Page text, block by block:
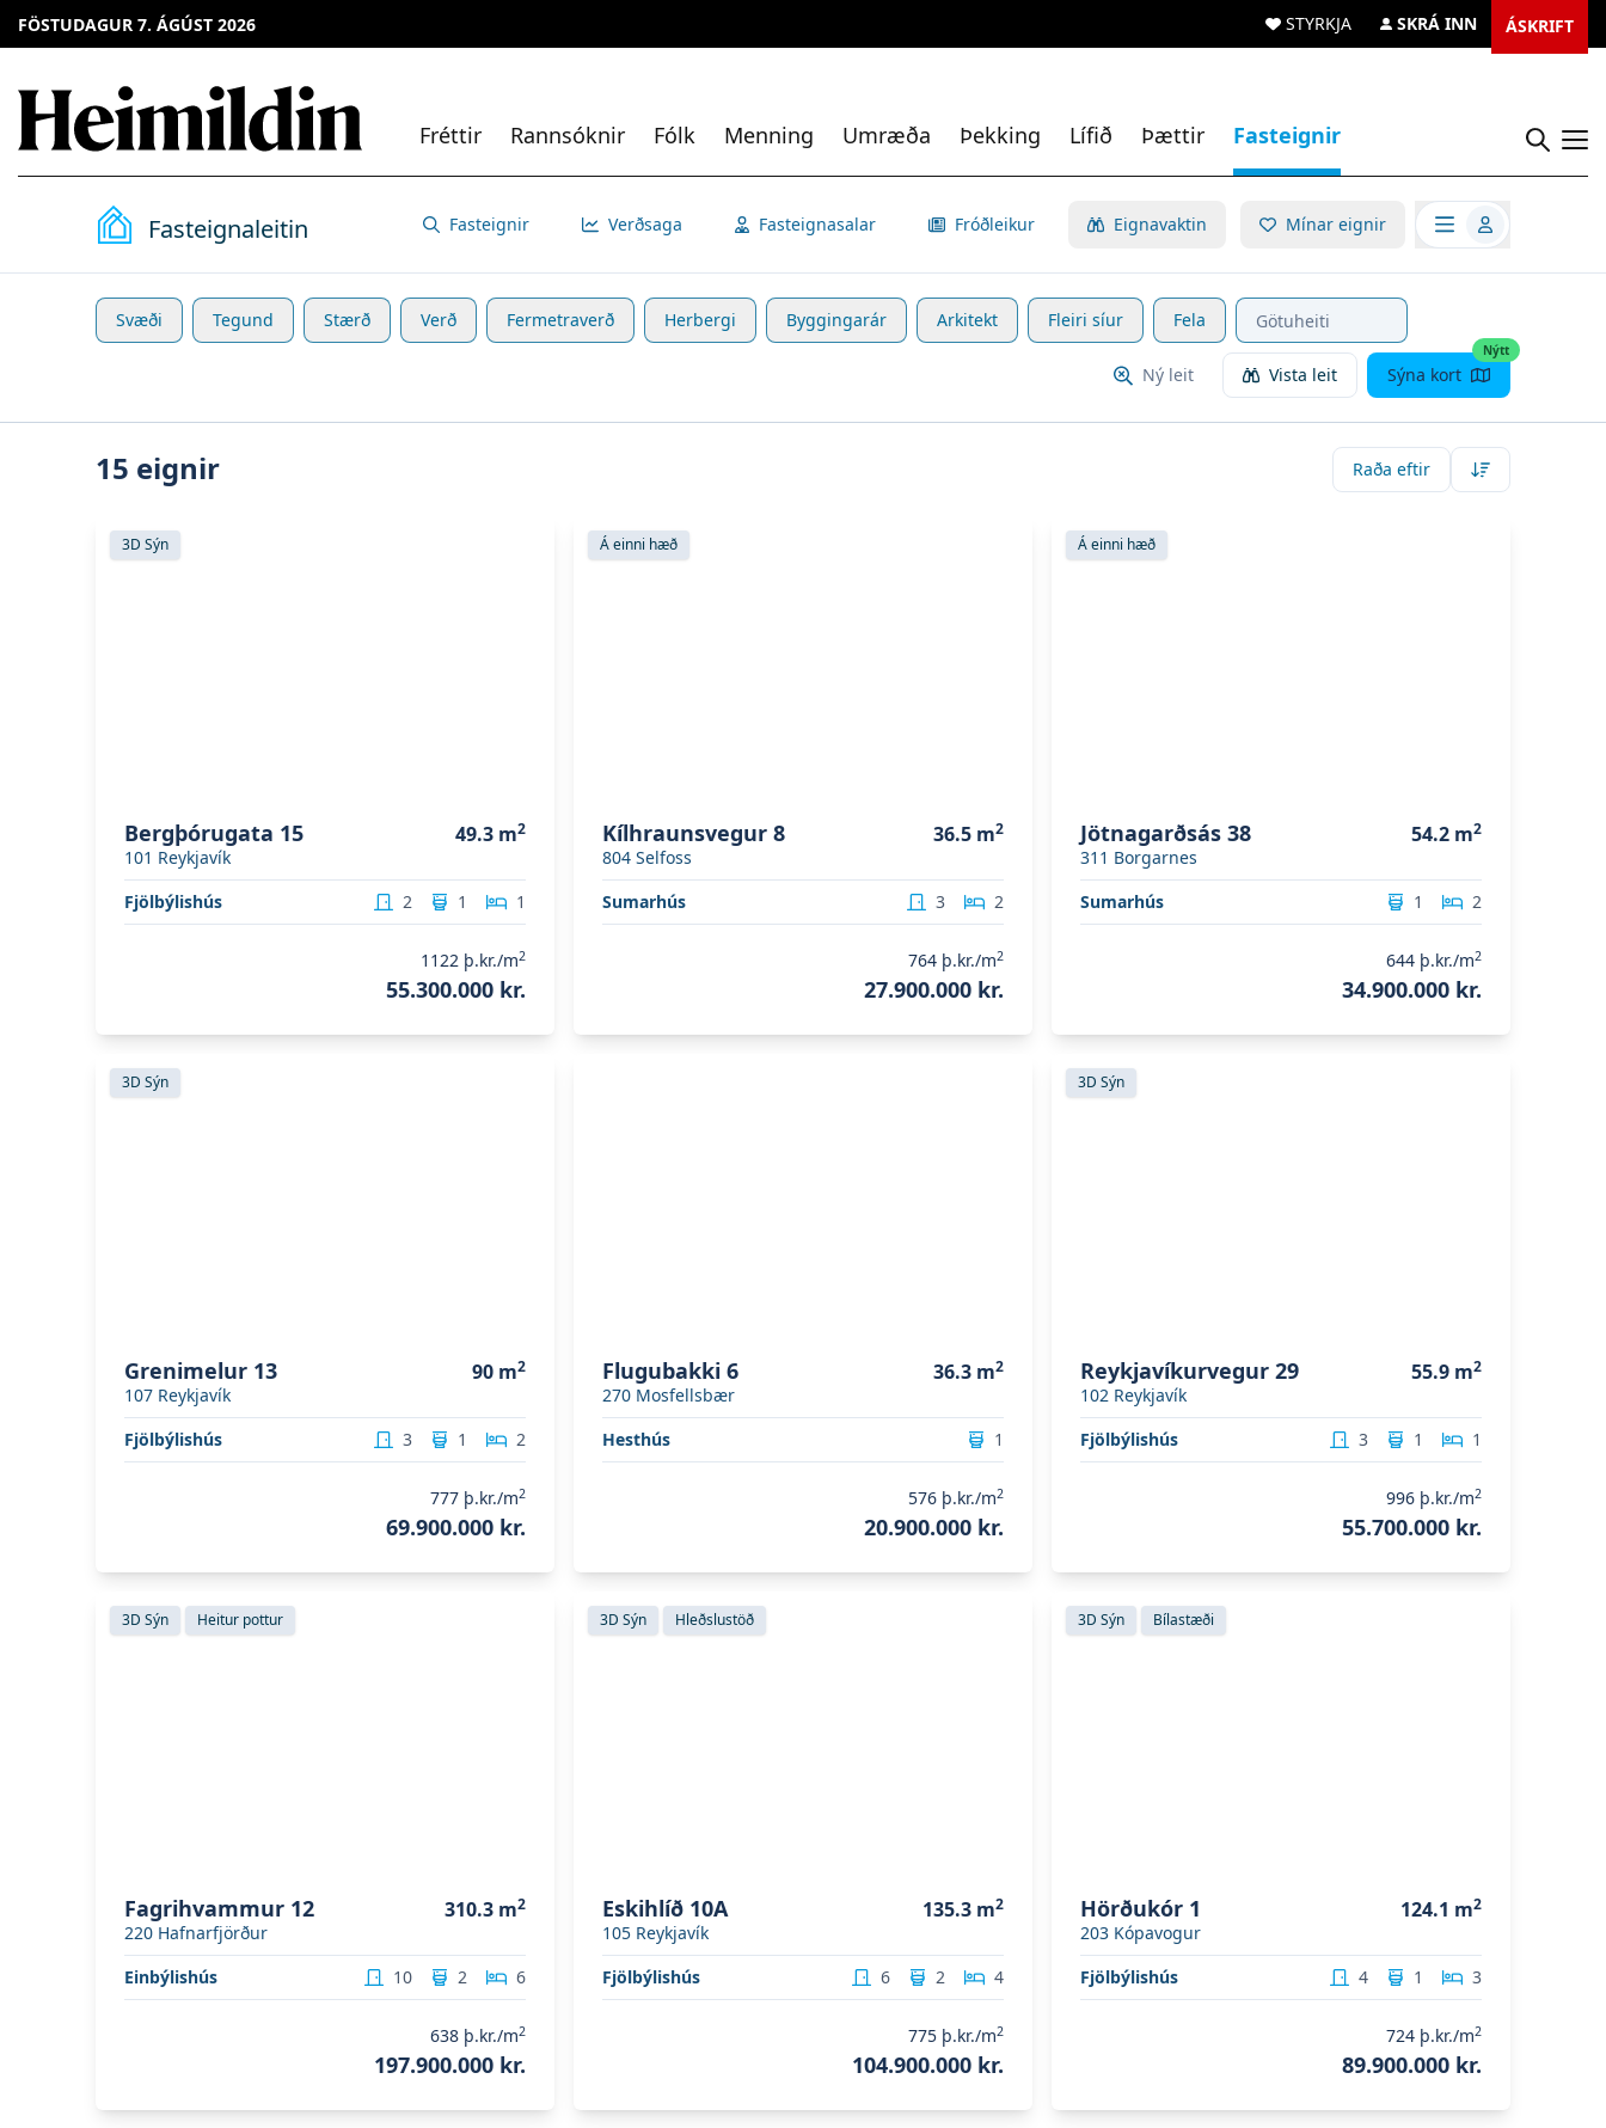
FÖSTUDAGUR 7. ÁGÚST 2026 STYRKJA SKRÁ INN ÁSKRIFT
Fréttir Rannsóknir Fólk Menning Umræða Þekking Lífið Þættir Fasteignir
Fasteignaleitin Fasteignir Verðsaga Fasteignasalar Fróðleikur Eignavaktin Mínar eignir Opna valmynd
Svæði Tegund Stærð Verð Fermetraverð Herbergi Byggingarár Arkitekt Fleiri síur Fela
Ný leit Vista leit
Nýtt
Sýna kort
15 eignir Raða eftir
Skoða eignina
3D Sýn
Bergþórugata 15
101 Reykjavík
49.3 m2
Fjölbýlishús 2 1 1
1122 þ.kr./m2
55.300.000 kr.
Skoða eignina
Á einni hæð
Kílhraunsvegur 8
804 Selfoss
36.5 m2
Sumarhús 3 2
764 þ.kr./m2
27.900.000 kr.
Skoða eignina
Á einni hæð
Jötnagarðsás 38
311 Borgarnes
54.2 m2
Sumarhús 1 2
644 þ.kr./m2
34.900.000 kr.
Skoða eignina
3D Sýn
Grenimelur 13
107 Reykjavík
90 m2
Fjölbýlishús 3 1 2
777 þ.kr./m2
69.900.000 kr.
Flugubakki 6
270 Mosfellsbær
36.3 m2
Hesthús 1
576 þ.kr./m2
20.900.000 kr.
Skoða eignina
3D Sýn
Reykjavíkurvegur 29
102 Reykjavík
55.9 m2
Fjölbýlishús 3 1 1
996 þ.kr./m2
55.700.000 kr.
Skoða eigninaFagrihvammur 12
3D Sýn Heitur pottur
Fagrihvammur 12
220 Hafnarfjörður
310.3 m2
Einbýlishús 10 2 6
638 þ.kr./m2
197.900.000 kr.
Skoða eigninaEskihlíð 10A
3D Sýn Hleðslustöð
Eskihlíð 10A
105 Reykjavík
135.3 m2
Fjölbýlishús 6 2 4
775 þ.kr./m2
104.900.000 kr.
Skoða eigninaHörðukór 1
3D Sýn Bílastæði
Hörðukór 1
203 Kópavogur
124.1 m2
Fjölbýlishús 4 1 3
724 þ.kr./m2
89.900.000 kr.